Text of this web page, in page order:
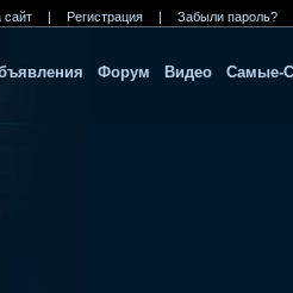
сайт | Регистрация | Забыли пароль?
Форум Видео Самые-